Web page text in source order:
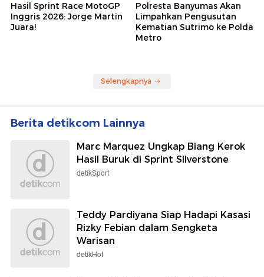
Hasil Sprint Race MotoGP
Inggris 2026: Jorge Martin
Juara!
Polresta Banyumas Akan
Limpahkan Pengusutan
Kematian Sutrimo ke Polda
Metro
Selengkapnya
Berita detikcom Lainnya
Marc Marquez Ungkap Biang Kerok
Hasil Buruk di Sprint Silverstone
detikSport
Teddy Pardiyana Siap Hadapi Kasasi
Rizky Febian dalam Sengketa
Warisan
detikHot